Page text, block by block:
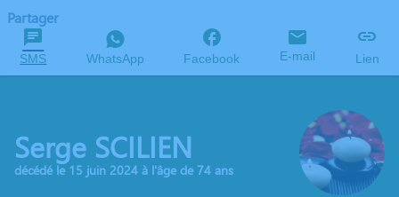
Partager
SMS WhatsApp Facebook E-mail Lien
Serge SCILIEN
décédé le 15 juin 2024 à l'âge de 74 ans